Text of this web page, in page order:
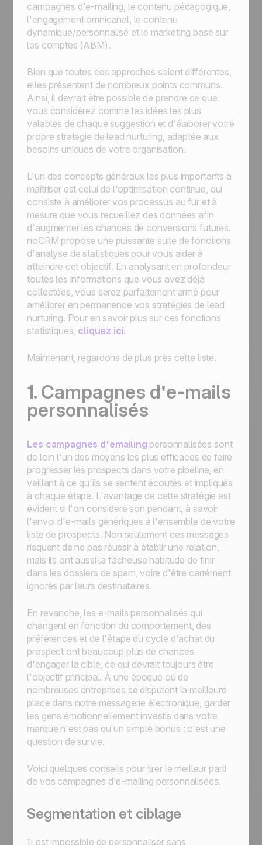
campagnes d'e-mailing, le contenu pédagogique,
l'engagement omnicanal, le contenu
dynamique/personnalisé et le marketing basé sur
les comptes (ABM).
Bien que toutes ces approches soient différentes,
elles présentent de nombreux points communs.
Ainsi, il devrait être possible de prendre ce que
vous considérez comme les idées les plus
valables de chaque suggestion et d'élaborer votre
propre stratégie de lead nurturing, adaptée aux
besoins uniques de votre organisation.
L'un des concepts généraux les plus importants à
maîtriser est celui de l'optimisation continue, qui
consiste à améliorer vos processus au fur et à
mesure que vous recueillez des données afin
d'augmenter les chances de conversions futures.
noCRM propose une puissante suite de fonctions
d'analyse de statistiques pour vous aider à
atteindre cet objectif. En analysant en profondeur
toutes les informations que vous avez déjà
collectées, vous serez parfaitement armé pour
améliorer en permanence vos stratégies de lead
nurturing. Pour en savoir plus sur ces fonctions
statistiques, cliquez ici.
Maintenant, regardons de plus près cette liste.
1. Campagnes d’e-mails
personnalisés
Les campagnes d'emailing personnalisées sont
de loin l'un des moyens les plus efficaces de faire
progresser les prospects dans votre pipeline, en
veillant à ce qu'ils se sentent écoutés et impliqués
à chaque étape. L'avantage de cette stratégie est
évident si l'on considère son pendant, à savoir
l'envoi d'e-mails génériques à l'ensemble de votre
liste de prospects. Non seulement ces messages
risquent de ne pas réussir à établir une relation,
mais ils ont aussi la fâcheuse habitude de finir
dans les dossiers de spam, voire d'être carrément
ignorés par leurs destinataires.
En revanche, les e-mails personnalisés qui
changent en fonction du comportement, des
préférences et de l'étape du cycle d'achat du
prospect ont beaucoup plus de chances
d'engager la cible, ce qui devrait toujours être
l'objectif principal. À une époque où de
nombreuses entreprises se disputent la meilleure
place dans notre messagerie électronique, garder
les gens émotionnellement investis dans votre
marque n'est pas qu'un simple bonus : c'est une
question de survie.
Voici quelques conseils pour tirer le meilleur parti
de vos campagnes d'e-mailing personnalisées.
Segmentation et ciblage
Il est impossible de personnaliser sans